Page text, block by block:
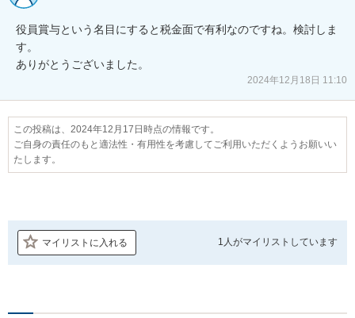
役員賞与という名目にすると税金面で有利なのですね。検討しま
す。
ありがとうございました。
2024年12月18日 11:10
この投稿は、2024年12月17日時点の情報です。
ご自身の責任のもと適法性・有用性を考慮してご利用いただくようお願いい
たします。
マイリストに入れる 1人がマイリストしています